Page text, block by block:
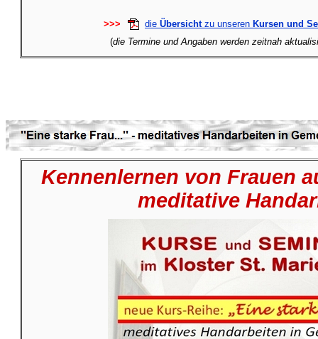
>>> die Übersichtzu unseren Kursen und
(die Termine und Angaben werden zeitnah
Kennenlernen von Frauen
meditative